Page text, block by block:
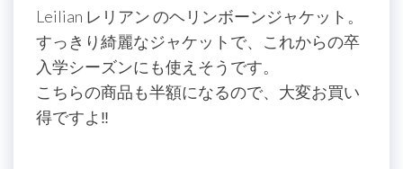
Leilian レリアン のヘリンボーンジャケット。
すっきり綺麗なジャケットで、これからの卒
入学シーズンにも使えそうです。
こちらの商品も半額になるので、大変お買い
得ですよ‼